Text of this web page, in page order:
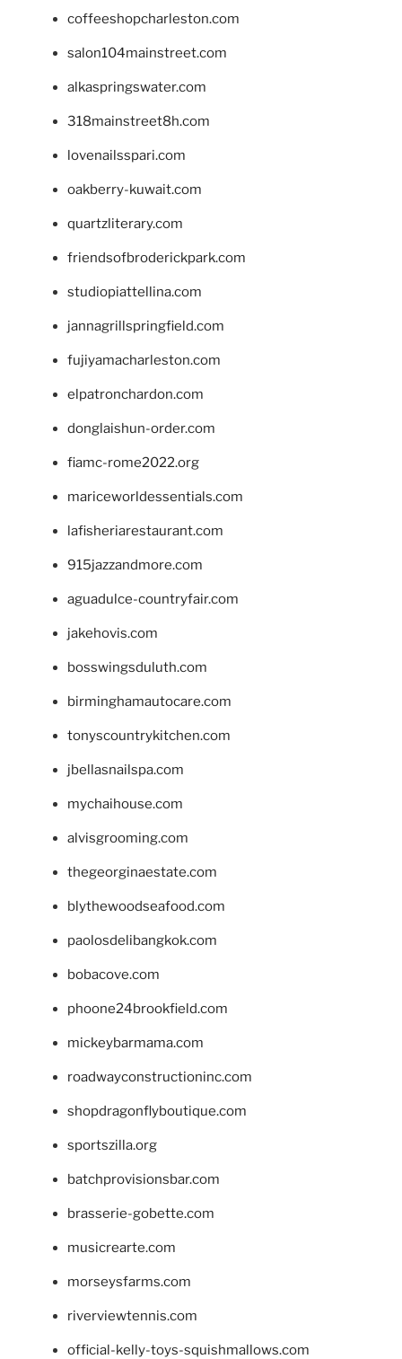
coffeeshopcharleston.com
salon104mainstreet.com
alkaspringswater.com
318mainstreet8h.com
lovenailsspari.com
oakberry-kuwait.com
quartzliterary.com
friendsofbroderickpark.com
studiopiattellina.com
jannagrillspringfield.com
fujiyamacharleston.com
elpatronchardon.com
donglaishun-order.com
fiamc-rome2022.org
mariceworldessentials.com
lafisheriarestaurant.com
915jazzandmore.com
aguadulce-countryfair.com
jakehovis.com
bosswingsduluth.com
birminghamautocare.com
tonyscountrykitchen.com
jbellasnailspa.com
mychaihouse.com
alvisgrooming.com
thegeorginaestate.com
blythewoodseafood.com
paolosdelibangkok.com
bobacove.com
phoone24brookfield.com
mickeybarmama.com
roadwayconstructioninc.com
shopdragonflyboutique.com
sportszilla.org
batchprovisionsbar.com
brasserie-gobette.com
musicrearte.com
morseysfarms.com
riverviewtennis.com
official-kelly-toys-squishmallows.com